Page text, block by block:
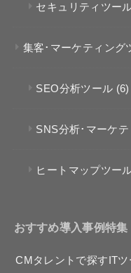
セキュリティツー
集客･マーケティング
SEO分析ツール (6)
SNS分析･マーケ
ヒートマップツー
おすすめ導入事例特集
CMタレントで探すITツ